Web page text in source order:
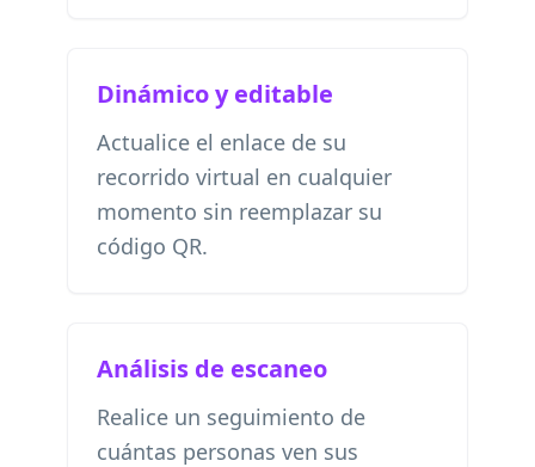
Dinámico y editable
Actualice el enlace de su
recorrido virtual en cualquier
momento sin reemplazar su
código QR.
Análisis de escaneo
Realice un seguimiento de
cuántas personas ven sus